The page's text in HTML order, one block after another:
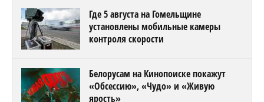
Где 5 августа на Гомельщине
установлены мобильные камеры
контроля скорости
Белорусам на Кинопоиске покажут
«Обсессию», «Чудо» и «Живую
ярость»